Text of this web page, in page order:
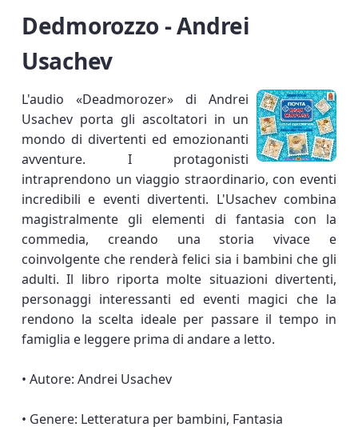
Dedmorozzo - Andrei
Usachev
L'audio «Deadmorozer» di Andrei
Usachev porta gli ascoltatori in un
mondo di divertenti ed emozionanti
avventure. I protagonisti
intraprendono un viaggio straordinario, con eventi
incredibili e eventi divertenti. L'Usachev combina
magistralmente gli elementi di fantasia con la
commedia, creando una storia vivace e
coinvolgente che renderà felici sia i bambini che gli
adulti. Il libro riporta molte situazioni divertenti,
personaggi interessanti ed eventi magici che la
rendono la scelta ideale per passare il tempo in
famiglia e leggere prima di andare a letto.
• Autore: Andrei Usachev
• Genere: Letteratura per bambini, Fantasia